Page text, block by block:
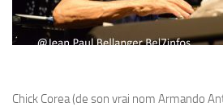
Chick Corea(de son vrai nom Armando